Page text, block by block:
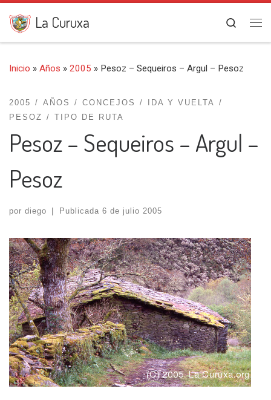
Saltar al contenido
La Curuxa
Search
Inicio » Años » 2005 » Pesoz – Sequeiros – Argul – Pesoz
2005 AÑOS CONCEJOS
IDA Y VUELTA
PESOZ
TIPO DE RUTA
Pesoz – Sequeiros – Argul –
Pesoz
por diego Publicada 6 de julio 2005